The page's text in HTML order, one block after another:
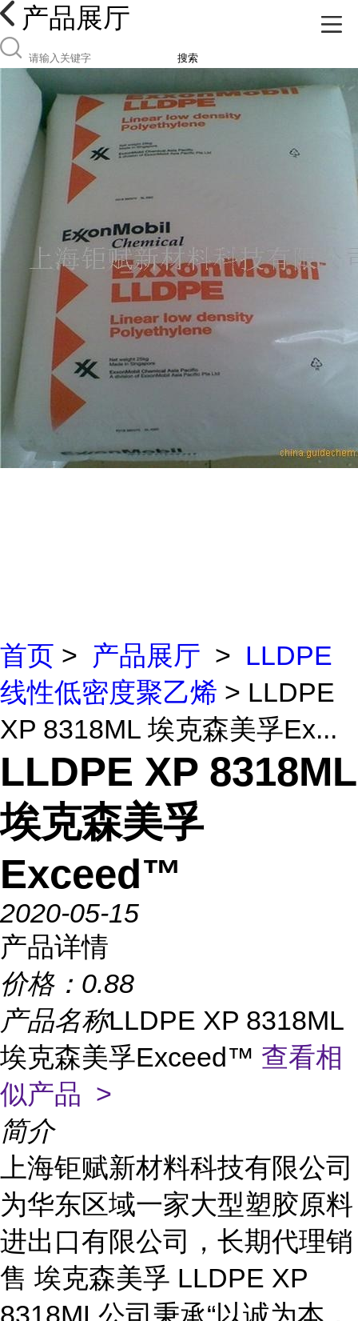
产品展厅
搜索
首页 > 产品展厅 > LLDPE
线性低密度聚乙烯 > LLDPE
XP 8318ML 埃克森美孚Ex...
LLDPE XP 8318ML
埃克森美孚
Exceed™
2020-05-15
产品详情
价格： 0.88
产品名称LLDPE XP 8318ML
埃克森美孚Exceed™ 查看相
似产品 >
简介
上海钜赋新材料科技有限公司
为华东区域一家大型塑胶原料
进出口有限公司，长期代理销
售 埃克森美孚 LLDPE XP
8318ML公司秉承“以诚为本，